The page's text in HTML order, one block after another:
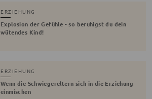
ERZIEHUNG
Explosion der Gefühle - so beruhigst du dein
wütendes Kind!
ERZIEHUNG
Wenn die Schwiegereltern sich in die Erziehung
einmischen